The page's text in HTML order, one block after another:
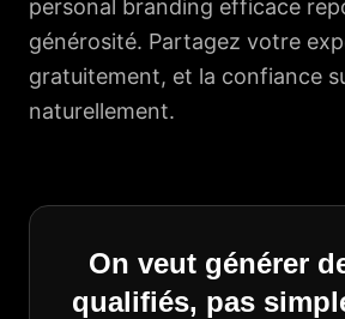
personal branding efficace
générosité. Partagez votre
gratuitement, et la confiance
naturellement.
On veut générer
qualifiés, pas